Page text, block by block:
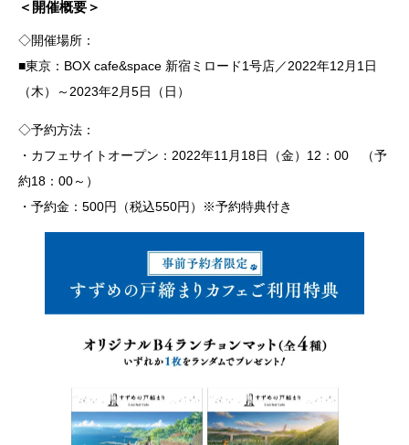
＜開催概要＞
◇開催場所：
■東京：BOX cafe&space 新宿ミロード1号店／2022年12月1日
（木）～2023年2月5日（日）
◇予約方法：
・カフェサイトオープン：2022年11月18日（金）12：00 （予
約18：00～）
・予約金：500円（税込550円）※予約特典付き